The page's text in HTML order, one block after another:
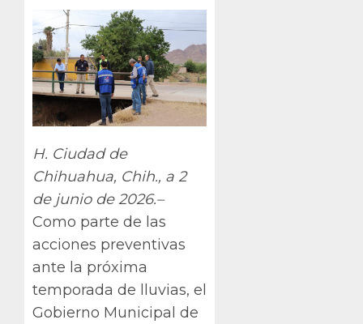
H. Ciudad de
Chihuahua, Chih., a 2
de junio de 2026.–
Como parte de las
acciones preventivas
ante la próxima
temporada de lluvias, el
Gobierno Municipal de